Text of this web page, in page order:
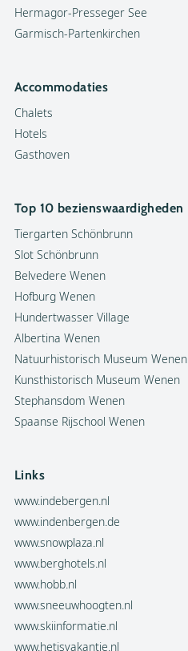
Hermagor-Presseger See
Garmisch-Partenkirchen
Accommodaties
Chalets
Hotels
Gasthoven
Top 10 bezienswaardigheden
Tiergarten Schönbrunn
Slot Schönbrunn
Belvedere Wenen
Hofburg Wenen
Hundertwasser Village
Albertina Wenen
Natuurhistorisch Museum Wenen
Kunsthistorisch Museum Wenen
Stephansdom Wenen
Spaanse Rijschool Wenen
Links
www.indebergen.nl
www.indenbergen.de
www.snowplaza.nl
www.berghotels.nl
www.hobb.nl
www.sneeuwhoogten.nl
www.skiinformatie.nl
www.hetisvakantie.nl